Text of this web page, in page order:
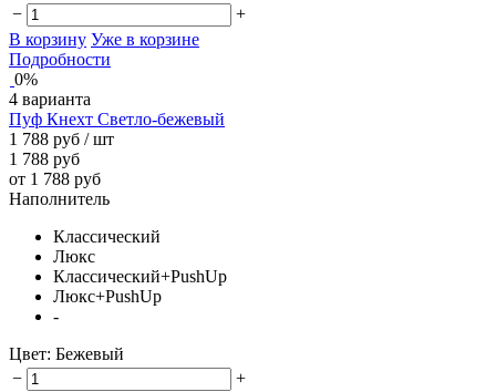
−
+
В корзину Уже в корзине
Подробности
0%
4 варианта
Пуф Кнехт Светло-бежевый
1 788 руб / шт
1 788 руб
от 1 788 руб
Наполнитель
Классический
Люкс
Классический+PushUp
Люкс+PushUp
-
Цвет: Бежевый
−
+